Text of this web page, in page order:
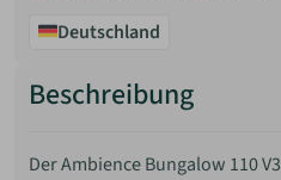
Deutschland
Beschreibung
Der Ambience Bungalow 110